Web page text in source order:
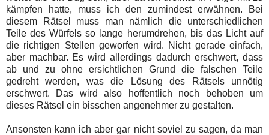
kämpfen hatte, muss ich den zumindest erwähnen. Bei
diesem Rätsel muss man nämlich die unterschiedlichen
Teile des Würfels so lange herumdrehen, bis das Licht auf
die richtigen Stellen geworfen wird. Nicht gerade einfach,
aber machbar. Es wird allerdings dadurch erschwert, dass
ab und zu ohne ersichtlichen Grund die falschen Teile
gedreht werden, was die Lösung des Rätsels unnötig
erschwert. Das wird also hoffentlich noch behoben um
dieses Rätsel ein bisschen angenehmer zu gestalten.
Ansonsten kann ich aber gar nicht soviel zu sagen, da man